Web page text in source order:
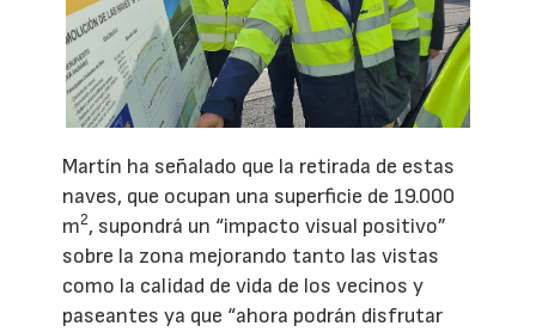
Martín ha señalado que la retirada de estas
naves, que ocupan una superficie de 19.000
m2, supondrá un “impacto visual positivo”
sobre la zona mejorando tanto las vistas
como la calidad de vida de los vecinos y
paseantes ya que “ahora podrán disfrutar